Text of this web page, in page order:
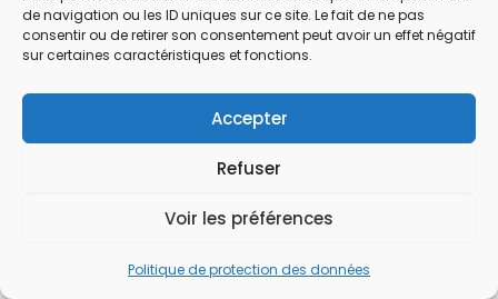
de navigation ou les ID uniques sur ce site. Le fait de ne pas
consentir ou de retirer son consentement peut avoir un effet négatif
sur certaines caractéristiques et fonctions.
Accepter
Refuser
Voir les préférences
Politique de protection des données
garantissant authenticité, qualité et
respect du patrimoine viticole.
Où peut-on découvrir les actualités
et les nouveautés sur les maisons et
cuvées de Champagne ?
Pour suivre en temps réel les
maisons renommées et les pépites